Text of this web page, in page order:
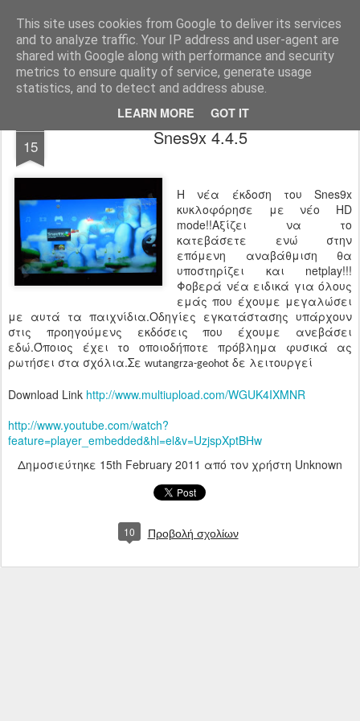
This site uses cookies from Google to deliver its services
and to analyze traffic. Your IP address and user-agent are
shared with Google along with performance and security
metrics to ensure quality of service, generate usage
statistics, and to detect and address abuse.
LEARN MORE GOT IT
www.psjailbreak.gr Καλωσήρθατε στο No1 site για τις κονσόλες Playstation στην Ελλάδα
Pages
15 Snes9x 4.4.5
H νέα έκδοση του Snes9x
κυκλοφόρησε με νέο ΗD
mode!!Αξίζει να το
κατεβάσετε ενώ στην
επόμενη αναβάθμιση θα
υποστηρίζει και netplay!!!
Φοβερά νέα ειδικά για όλους
εμάς που έχουμε μεγαλώσει
με αυτά τα παιχνίδια.Οδηγίες εγκατάστασης υπάρχουν
στις προηγούμενς εκδόσεις που έχουμε ανεβάσει
εδώ.Όποιος έχει το οποιοδήποτε πρόβλημα φυσικά ας
ρωτήσει στα σχόλια.Σε wutangrza-geohot δε λειτουργεί
Download Link http://www.multiupload.com/WGUK4IXMNR
http://www.youtube.com/watch?
feature=player_embedded&hl=el&v=UzjspXptBHw
Δημοσιεύτηκε 15th February 2011 από τον χρήστη Unknown
10 Προβολή σχολίων